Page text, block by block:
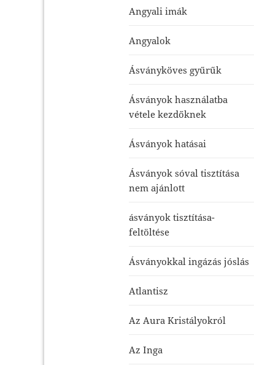
Angyali imák
Angyalok
Ásványköves gyűrűk
Ásványok használatba
vétele kezdőknek
Ásványok hatásai
Ásványok sóval tisztítása
nem ajánlott
ásványok tisztítása-
feltöltése
Ásványokkal ingázás jóslás
Atlantisz
Az Aura Kristályokról
Az Inga